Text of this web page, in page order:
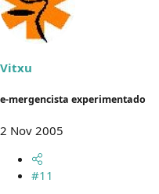
Vitxu
e-mergencista experimentado
2 Nov 2005
#11